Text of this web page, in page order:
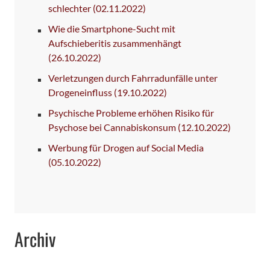
schlechter (02.11.2022)
Wie die Smartphone-Sucht mit
Aufschieberitis zusammenhängt
(26.10.2022)
Verletzungen durch Fahrradunfälle unter
Drogeneinfluss (19.10.2022)
Psychische Probleme erhöhen Risiko für
Psychose bei Cannabiskonsum (12.10.2022)
Werbung für Drogen auf Social Media
(05.10.2022)
Archiv